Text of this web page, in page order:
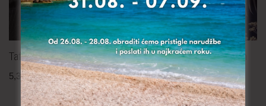
Taft 0.70 m
5,30€ uključ. PDV po metru
Viskozna tkanina – popelin
plava 0.30 m
3,80€ uključ. PDV po metru